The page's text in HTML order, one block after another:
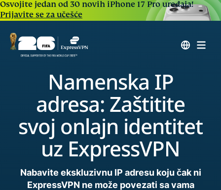
Osvojite jedan od 30 novih iPhone 17 Pro uređaja!
Prijavite se za učešće
Namenska IP
adresa: Zaštitite
svoj onlajn identitet
uz ExpressVPN
Nabavite ekskluzivnu IP adresu koju čak ni
ExpressVPN ne može povezati sa vama